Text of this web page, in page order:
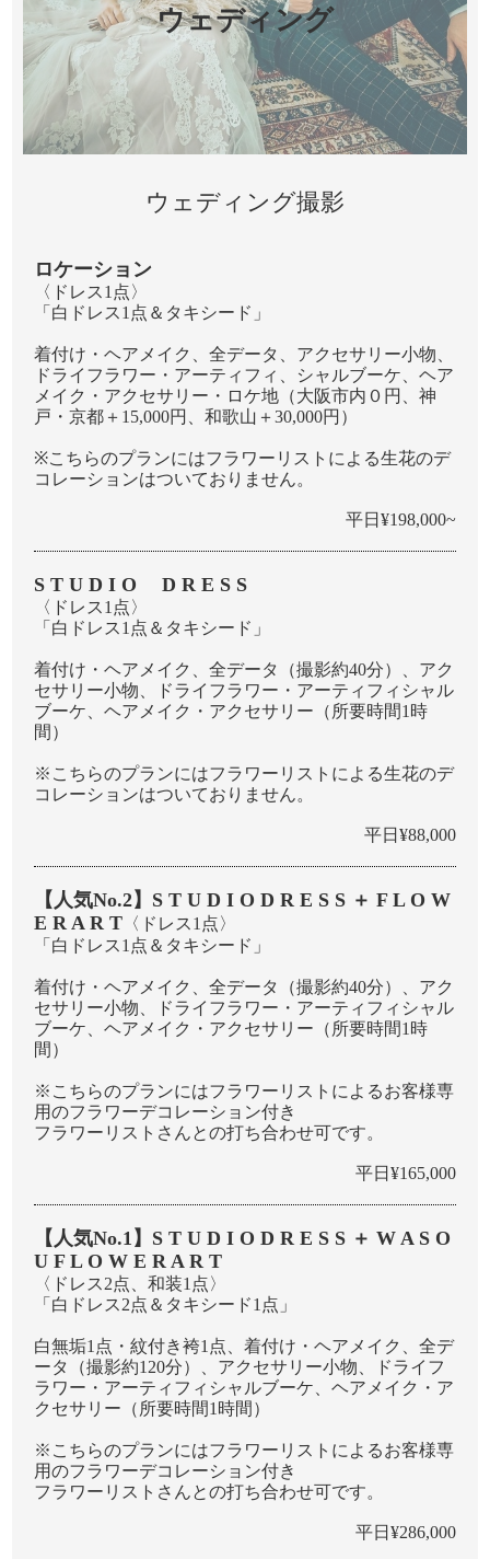
ウェディング
ウェディング撮影
ロケーション
〈ドレス1点〉
「⽩ドレス1点＆タキシード」
着付け・ヘアメイク、全データ、アクセサリー⼩物、
ドライフラワー・アーティフィ、シャルブーケ、ヘア
メイク・アクセサリー・ロケ地（大阪市内０円、神
戸・京都＋15,000円、和歌山＋30,000円）
※こちらのプランにはフラワーリストによる生花のデ
コレーションはついておりません。
平日¥198,000~
S T U D I O D R E S S
〈ドレス1点〉
「⽩ドレス1点＆タキシード」
着付け・ヘアメイク、全データ（撮影約40分）、アク
セサリー⼩物、ドライフラワー・アーティフィシャル
ブーケ、ヘアメイク・アクセサリー（所要時間1時
間）
※こちらのプランにはフラワーリストによる生花のデ
コレーションはついておりません。
平日¥88,000
【人気No.2】S T U D I O D R E S S ＋ F L O W
E R A R T 〈ドレス1点〉
「⽩ドレス1点＆タキシード」
着付け・ヘアメイク、全データ（撮影約40分）、アク
セサリー⼩物、ドライフラワー・アーティフィシャル
ブーケ、ヘアメイク・アクセサリー（所要時間1時
間）
※こちらのプランにはフラワーリストによるお客様専
⽤のフラワーデコレーション付き
フラワーリストさんとの打ち合わせ可です。
平日¥165,000
【人気No.1】S T U D I O D R E S S ＋ W A S O
U F L O W E R A R T
〈ドレス2点、和装1点〉
「⽩ドレス2点＆タキシード1点」
白無垢1点・紋付き袴1点、着付け・ヘアメイク、全デ
ータ（撮影約120分）、アクセサリー⼩物、ドライフ
ラワー・アーティフィシャルブーケ、ヘアメイク・ア
クセサリー（所要時間1時間）
※こちらのプランにはフラワーリストによるお客様専
⽤のフラワーデコレーション付き
フラワーリストさんとの打ち合わせ可です。
平日¥286,000